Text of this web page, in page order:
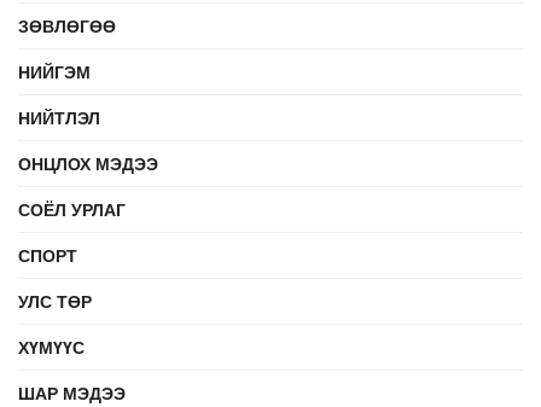
ЗӨВЛӨГӨӨ
НИЙГЭМ
НИЙТЛЭЛ
ОНЦЛОХ МЭДЭЭ
СОЁЛ УРЛАГ
СПОРТ
УЛС ТӨР
ХҮМҮҮС
ШАР МЭДЭЭ